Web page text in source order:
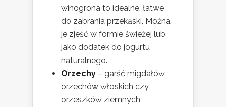
winogrona to idealne, łatwe
do zabrania przekąski. Można
je zjeść w formie świeżej lub
jako dodatek do jogurtu
naturalnego.
Orzechy – garść migdałów,
orzechów włoskich czy
orzeszków ziemnych